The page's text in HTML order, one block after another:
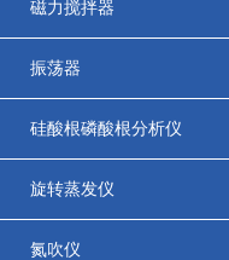
磁力搅拌器
振荡器
硅酸根磷酸根分析仪
旋转蒸发仪
氮吹仪